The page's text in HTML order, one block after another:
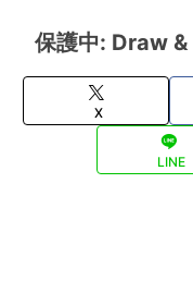
保護中: Draw
X
LINE